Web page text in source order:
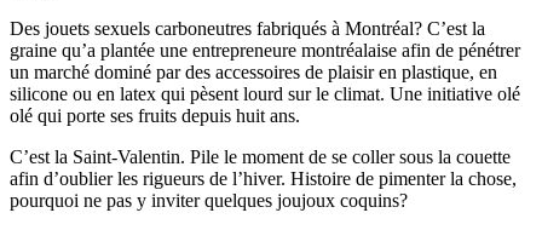
Des jouets sexuels carboneutres fabriqués à Montréal? C’est la
graine qu’a plantée une entrepreneure montréalaise afin de pénétrer
un marché dominé par des accessoires de plaisir en plastique, en
silicone ou en latex qui pèsent lourd sur le climat. Une initiative olé
olé qui porte ses fruits depuis huit ans.
C’est la Saint-Valentin. Pile le moment de se coller sous la couette
afin d’oublier les rigueurs de l’hiver. Histoire de pimenter la chose,
pourquoi ne pas y inviter quelques joujoux coquins?